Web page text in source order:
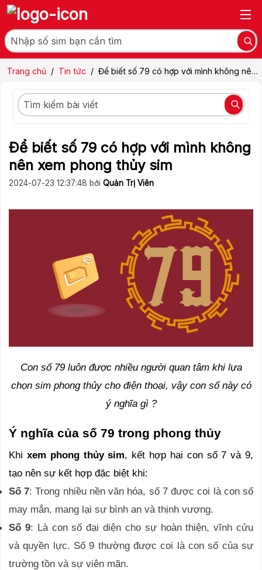
Trang chủ / Tin tức / Để biết số 79 có hợp với mình không nên
Để biết số 79 có hợp với mình không
nên xem phong thủy sim
2024-07-23 12:37:48 bởi Quản Trị Viên
Con số 79 luôn được nhiều người quan tâm khi lựa
chọn sim phong thủy cho điện thoại, vậy con số này có
ý nghĩa gì ?
Ý nghĩa của số 79 trong phong thủy
Khi xem phong thủy sim, kết hợp hai con số 7 và 9,
tạo nên sự kết hợp đặc biệt khi:
Số 7: Trong nhiều nền văn hóa, số 7 được coi là con số
may mắn, mang lại sự bình an và thịnh vượng.
Số 9: Là con số đại diện cho sự hoàn thiện, vĩnh cửu
và quyền lực. Số 9 thường được coi là con số của sự
trường tồn và sự viên mãn.